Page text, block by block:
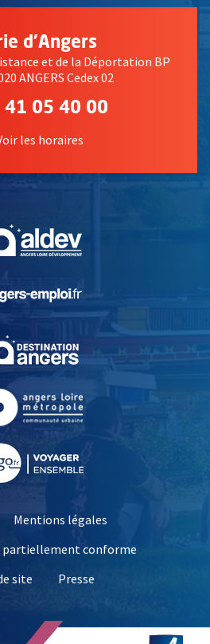
d'Angers
et de la Déportation BP
ANGERS Cedex 02
41 05 40 00
les horaires
, Ouvre une nouvelle
, Ouvre une nouvelle
Mentions légales
partiellement conforme
site
Presse